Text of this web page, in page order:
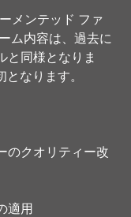
メンテッド ファ
ム内容は、過去に
と同様となりま
なります。
のクオリティー改
適用